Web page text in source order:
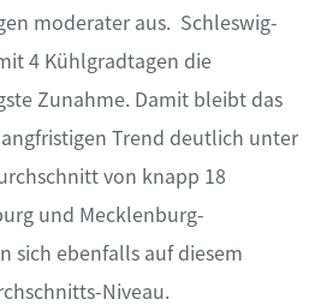
moderater aus. Schleswig-
4 Kühlgradtagen die
Zunahme. Damit bleibt das
Trend deutlich unter
von knapp 18
und Mecklenburg-
sich ebenfalls auf diesem
Niveau.